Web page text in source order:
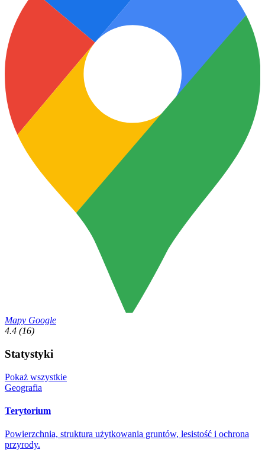
Mapy Google
4.4 (16)
Statystyki
Pokaż wszystkie
Geografia
Terytorium
Powierzchnia, struktura użytkowania gruntów, lesistość i ochrona
przyrody.